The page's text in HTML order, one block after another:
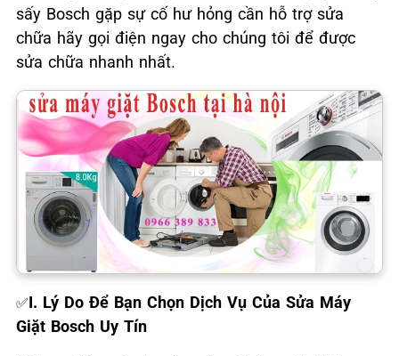
sấy Bosch gặp sự cố hư hỏng cần hỗ trợ sửa
chữa hãy gọi điện ngay cho chúng tôi để được
sửa chữa nhanh nhất.
✅I. Lý Do Để Bạn Chọn Dịch Vụ Của Sửa Máy
Giặt Bosch Uy Tín